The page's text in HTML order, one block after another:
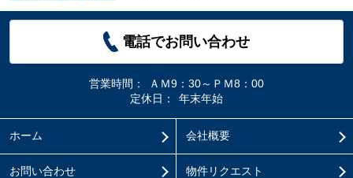
電話でお問い合わせ
営業時間：
ＡＭ9：30～ＰＭ8：00
定休日：
年末年始
ホーム 会社概要
お問い合わせ 物件リクエスト